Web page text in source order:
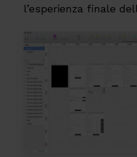
l’esperienza finale